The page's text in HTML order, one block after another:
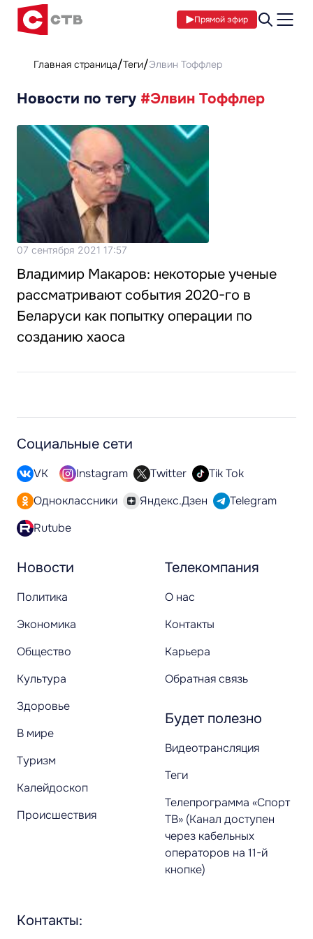
Прямой эфир
Главная страница Теги Элвин Тоффлер
Новости по тегу #Элвин Тоффлер
07 сентября 2021 17:57
Владимир Макаров: некоторые ученые
рассматривают события 2020-го в
Беларуси как попытку операции по
созданию хаоса
Новости
Политика
Экономика
Общество
Культура
Здоровье
В мире
Туризм
Калейдоскоп
Происшествия
Телекомпания
О нас
Контакты
Карьера
Обратная связь
Будет полезно
Видеотрансляция
Теги
Телепрограмма «Спорт
ТВ» (Канал доступен
через кабельных
операторов на 11-й
кнопке)
Социальные сети
VK Instagram Twitter
Tik Tok
Одноклассники
Яндекс.Дзен
Telegram
Rutube
Контакты: